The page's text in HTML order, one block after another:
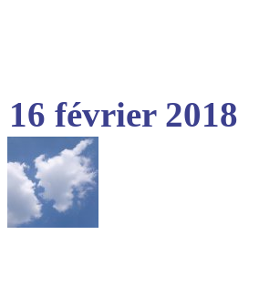
16 février 2018